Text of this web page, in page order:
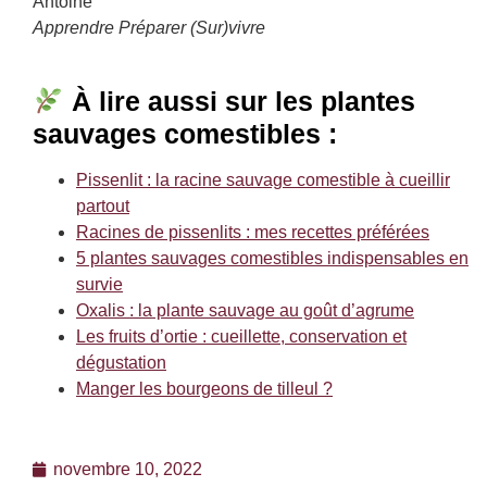
Apprendre Préparer (Sur)vivre
À lire aussi sur les plantes
sauvages comestibles :
Pissenlit : la racine sauvage comestible à cueillir
partout
Racines de pissenlits : mes recettes préférées
5 plantes sauvages comestibles indispensables en
survie
Oxalis : la plante sauvage au goût d’agrume
Les fruits d’ortie : cueillette, conservation et
dégustation
Manger les bourgeons de tilleul ?
novembre 10, 2022